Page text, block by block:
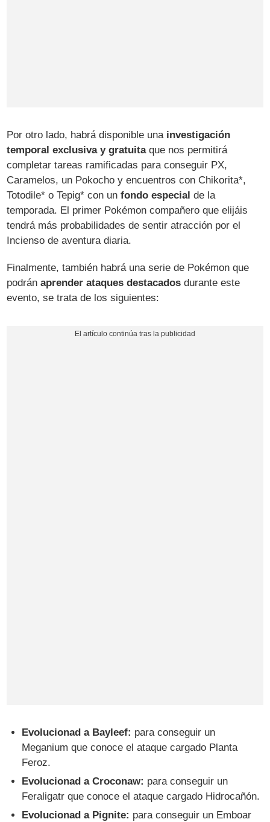
Por otro lado, habrá disponible una investigación
temporal exclusiva y gratuitaque nos permitirá
completar tareas ramificadas para conseguir PX,
Caramelos, un Pokocho y encuentros con Chikorita*,
Totodile* o Tepig* con unfondo especial de la
temporada. El primer Pokémon compañero que elijáis
tendrá más probabilidades de sentir atracción por el
Incienso de aventura diaria.
Finalmente, también habrá una serie de Pokémon que
podránaprender ataques destacados durante este
evento, se trata de los siguientes:
Evolucionad a Bayleef: para conseguir un
Meganium que conoce el ataque cargado Planta
Feroz.
Evolucionad a Croconaw: para conseguir un
Feraligatr que conoce el ataque cargado Hidrocañón.
Evolucionad a Pignite: para conseguir un Emboar